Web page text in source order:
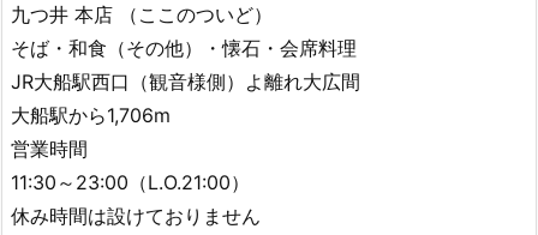
九つ井 本店 （ここのついど）
そば・和食（その他）・懐石・会席料理
JR大船駅西口（観音様側）よ離れ大広間
大船駅から1,706m
営業時間
11:30～23:00（L.O.21:00）
休み時間は設けておりません